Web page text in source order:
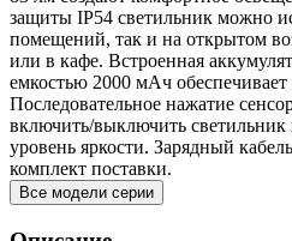
защиты IP54 светильник можно
помещений, так и на открытом
или в кафе. Встроенная
емкостью 2000 мАч
Последовательное нажатие
включить/выключить
уровень яркости. Зарядный
комплект поставки.
Все модели серии